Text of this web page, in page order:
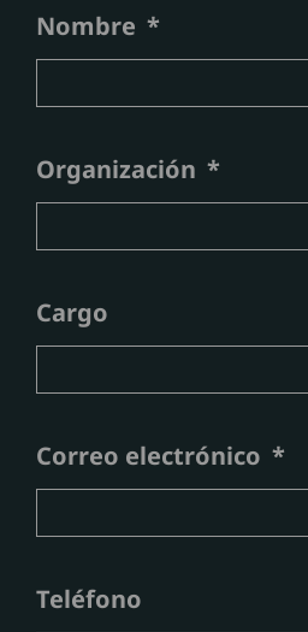
Nombre
Organización
Cargo
Correo electrónico
Teléfono